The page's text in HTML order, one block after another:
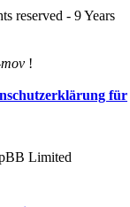
reserved - 9 Years
!
für
Limited